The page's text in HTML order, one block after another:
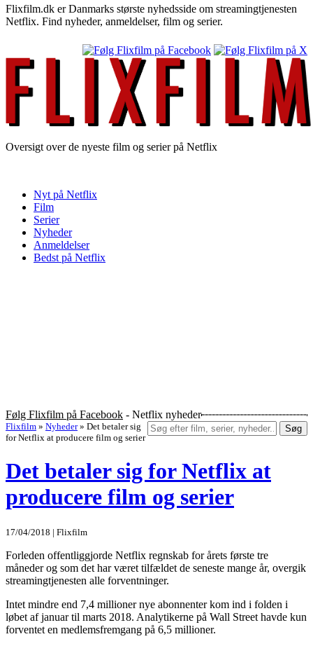
Flixfilm.dk er Danmarks største nyhedsside om streamingtjenesten
Netflix. Find nyheder, anmeldelser, film og serier.
Oversigt over de nyeste film og serier på Netflix
Nyt på Netflix
Film
Serier
Nyheder
Anmeldelser
Bedst på Netflix
Følg Flixfilm på Facebook - Netflix nyheder
Søg
Flixfilm » Nyheder » Det betaler sig
for Netflix at producere film og serier
Det betaler sig for Netflix at
producere film og serier
17/04/2018 | Flixfilm
Forleden offentliggjorde Netflix regnskab for årets første tre
måneder og som det har været tilfældet de seneste mange år, overgik
streamingtjenesten alle forventninger.
Intet mindre end 7,4 millioner nye abonnenter kom ind i folden i
løbet af januar til marts 2018. Analytikerne på Wall Street havde kun
forventet en medlemsfremgang på 6,5 millioner.